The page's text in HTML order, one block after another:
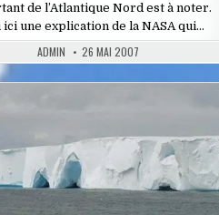
de l’Atlantique Nord est à noter.
ici une explication de la NASA qui…
ADMIN 26 MAI 2007
in